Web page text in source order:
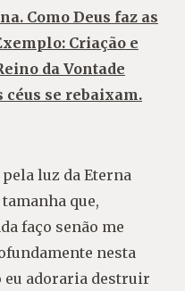
Como Deus faz as
Criação e
da Vontade
céus se rebaixam.
luz da Eterna
que,
faço senão me
nesta
eu adoraria destruir